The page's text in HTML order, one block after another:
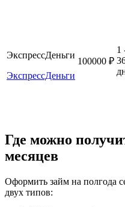
ЭкспрессДеньги
ЭкспрессДеньги
100000 ₽
1
Где можно
месяцев
Оформить займ на полгода
двух типов: